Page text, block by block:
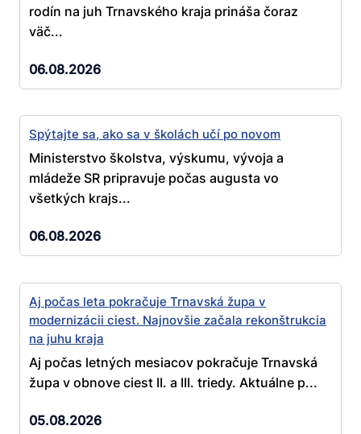
rodín na juh Trnavského kraja prináša čoraz
väč...
06.08.2026
Spýtajte sa, ako sa v školách učí po novom
Ministerstvo školstva, výskumu, vývoja a
mládeže SR pripravuje počas augusta vo
všetkých krajs...
06.08.2026
Aj počas leta pokračuje Trnavská župa v
modernizácii ciest. Najnovšie začala rekonštrukcia
na juhu kraja
Aj počas letných mesiacov pokračuje Trnavská
župa v obnove ciest II. a III. triedy. Aktuálne p...
05.08.2026